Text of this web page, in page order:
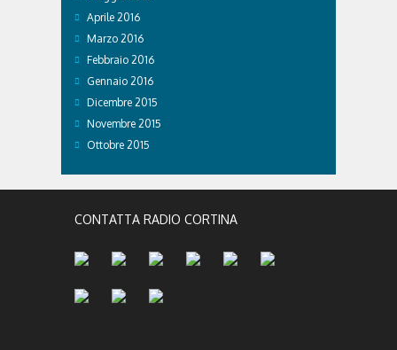
Aprile 2016
Marzo 2016
Febbraio 2016
Gennaio 2016
Dicembre 2015
Novembre 2015
Ottobre 2015
CONTATTA RADIO CORTINA